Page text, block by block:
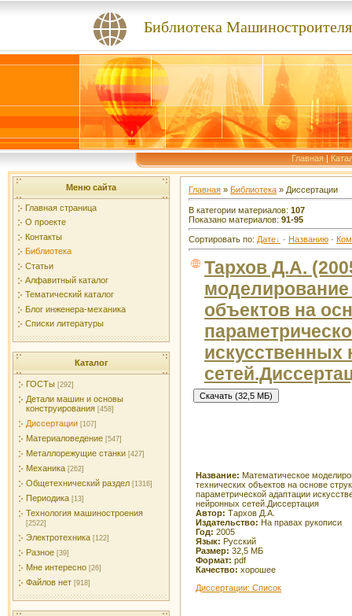
Библиотека Машиностроителя
Главная |
Меню сайта
Главная страница
О проекте
Контакты
Библиотека
Статьи
Алфавитный каталог
Тематический каталог
Блог инженера-механика
Списки литературы
Каталог
ГОСТы [292]
Детали машин и основы
конструирования [458]
Диссертации [107]
Материаловедение [547]
Металлорежущие станки [427]
Механика [262]
Общетехнический раздел [1316]
Периодика [13]
Технология машиностроения
[2522]
Электротехника [122]
Разное [39]
Мне интересно [26]
Файлов нет [918]
Главная » Библиотека » Диссертации
В категории материалов: 107
Показано материалов: 91-95
Сортировать по: Дате · Названию ·
Тархов Д.А.
моделирование
объектов на
Название: Математическое
технических объектов на основе
параметрической адаптации
нейронных сетей.Диссертация
Автор: Тархов Д.А.
Издательство: На правах рукописи
Год: 2005
Язык: Русский
Размер: 32,5 МБ
Формат: pdf
Качество: хорошее
Диссертации: Список